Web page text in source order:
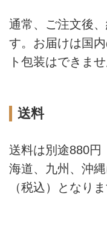
通常、ご注文後
す。お届けは国
ト包装はできませ
送料
送料は別途880円
海道、九州、沖
（税込）となりま